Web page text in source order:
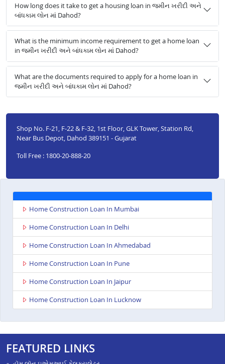
How long does it take to get a housing loan in જમીન ખરીદી અને
બાંધકામ લોન માં Dahod?
What is the minimum income requirement to get a home loan
in જમીન ખરીદી અને બાંધકામ લોન માં Dahod?
What are the documents required to apply for a home loan in
જમીન ખરીદી અને બાંધકામ લોન માં Dahod?
Shop No. F-21, F-22 & F-32, 1st Floor, GLK Tower, Station Rd,
Near Bus Depot, Dahod 389151 - Gujarat
Toll Free : 1800-20-888-20
Home Construction Loan In Mumbai
Home Construction Loan In Delhi
Home Construction Loan In Ahmedabad
Home Construction Loan In Pune
Home Construction Loan In Jaipur
Home Construction Loan In Lucknow
FEATURED LINKS